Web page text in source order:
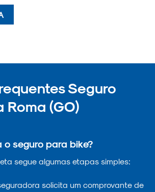
Seguro
Roma (GO)
o seguro para bike?
segue algumas etapas simples:
solicita um comprovante de